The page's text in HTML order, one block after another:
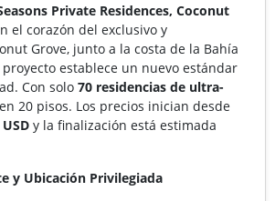
Private Residences, Coconut
el corazón del exclusivo y
Grove, junto a la costa de la Bahía
proyecto establece un nuevo estándar
Con solo 70 residencias de ultra-
20 pisos. Los precios inician desde
y la finalización está estimada
y Ubicación Privilegiada